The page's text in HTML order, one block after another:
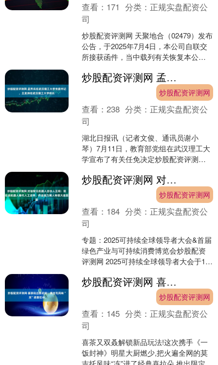
查看： 171 分类： 正规实盘配资公
司
炒股配资评测网 天聚地合（02479）发布
公告，于2025年7月4日，本公司自联交
所接获函件，当中载列有关恢复本公司
引）： （i）....
炒股配资评测网 孟芳兵任武汉理工大学党委书记，王发洲任武汉理工大学校长
炒股配资评测网
查看：238 分类： 正规实盘配资公
司
湖北日报讯（记者文俊、通讯员谢小
琴）7月11日，教育部党组在武汉理工大
学宣布了有关任免决定炒股配资评测
记，王发洲炒股配资评测网....
炒股配资评测网 对话智元机器人合伙人王闯：现在谈机器人替代人工还早，作业能力离人有很大差距
炒股配资评测网
查看： 184 分类： 正规实盘配资公
司
专题：2025可持续全球领导者大会&首届
绿色产业与可持续消费博览会炒股配资
评测网 2025可持续全球领导者大会于10
开。....
炒股配资评测网 喜茶玩出新花样！莫吉托风味“冻”进喜拉朵
炒股配资评测网
查看： 145 分类： 正规实盘配资公
司
喜茶又双叒解锁新品玩法!这次携手《一
饭封神》明星大厨燃少,把火遍全网的莫